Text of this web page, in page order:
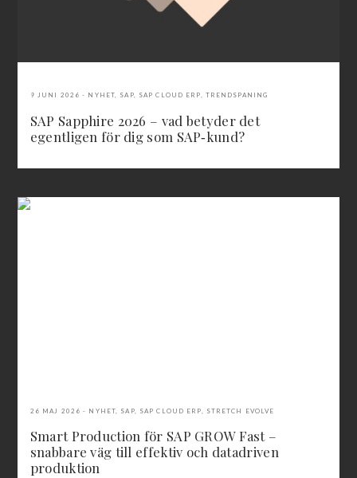
9 JUNI 2026 NYHET, SAP, SAP CLOUD ERP, TRENDSPANING
SAP Sapphire 2026 – vad betyder det
egentligen för dig som SAP‑kund?
26 MAJ 2026 NYHET SAP, SAP CLOUD ERP STRETCH EVOLVE
Smart Production för SAP GROW Fast –
snabbare väg till effektiv och datadriven
produktion